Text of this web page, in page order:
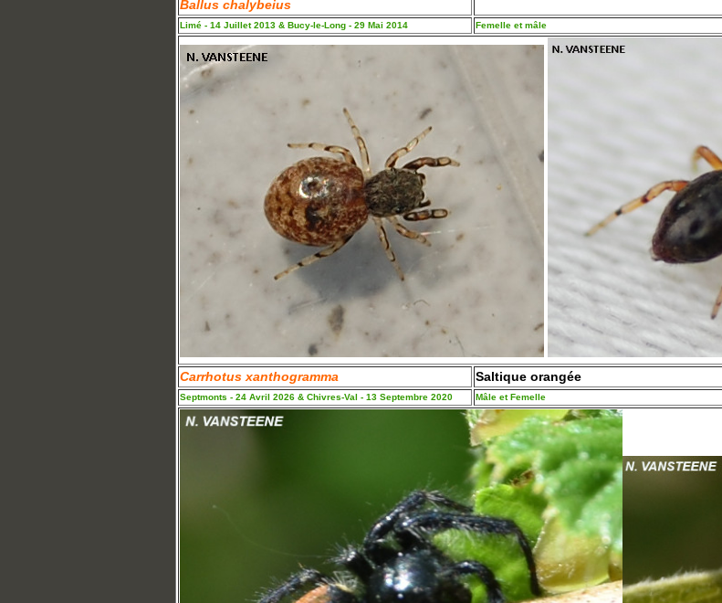
Ballus chalybeius
Limé - 14 Juillet 2013 & Bucy-le-Long - 29 Mai 2014 Femelle et mâle
Carrhotus xanthogramma Saltique orangée
Septmonts - 24 Avril 2026 & Chivres-Val - 13 Septembre 2020 Mâle et Femelle